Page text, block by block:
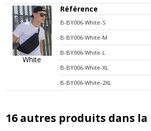
White
Référence
B-BY006-White-S
B-BY006-White-M
B-BY006-White-L
B-BY006-White-XL
B-BY006-White-2XL
16 autres produits dans